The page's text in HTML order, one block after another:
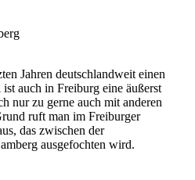
Jahren deutschlandweit einen
auch in Freiburg eine äußerst
nur zu gerne auch mit anderen
ruft man im Freiburger
das zwischen der
ausgefochten wird.